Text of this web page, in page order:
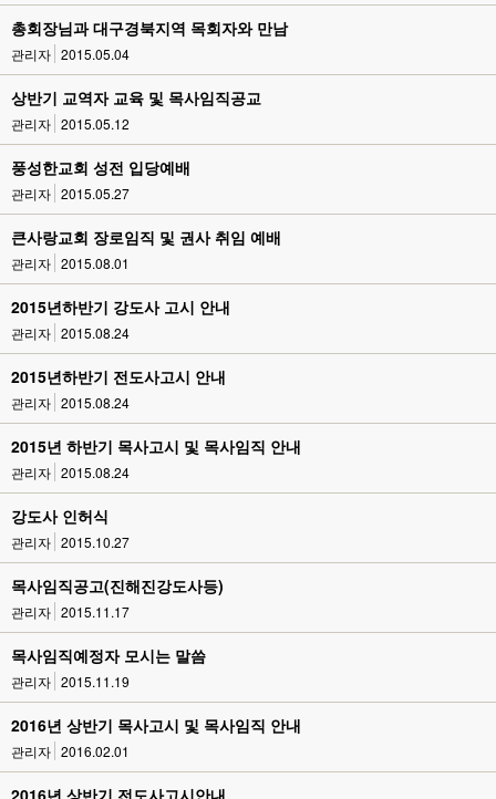
총회장님과 대구경북지역 목회자와 만남
관리자 2015.05.04
상반기 교역자 교육 및 목사임직공교
관리자 2015.05.12
풍성한교회 성전 입당예배
관리자 2015.05.27
큰사랑교회 장로임직 및 권사 취임 예배
관리자 2015.08.01
2015년하반기 강도사 고시 안내
관리자 2015.08.24
2015년하반기 전도사고시 안내
관리자 2015.08.24
2015년 하반기 목사고시 및 목사임직 안내
관리자 2015.08.24
강도사 인허식
관리자 2015.10.27
목사임직공고(진해진강도사등)
관리자 2015.11.17
목사임직예정자 모시는 말씀
관리자 2015.11.19
2016년 상반기 목사고시 및 목사임직 안내
관리자 2016.02.01